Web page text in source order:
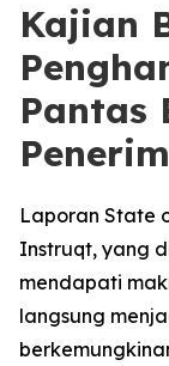
Kajian
Pantas
Laporan State
Instruqt, yang
mendapati
langsung